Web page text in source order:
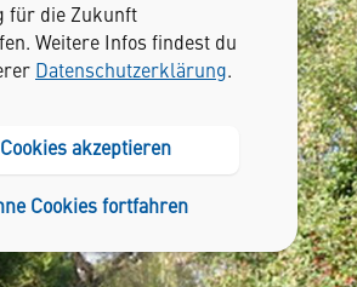
für die Zukunft
Weitere Infos findest du
Datenschutzerklärung.
Cookies akzeptieren
Cookies fortfahren